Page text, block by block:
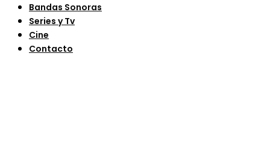
Bandas Sonoras
Series y Tv
Cine
Contacto